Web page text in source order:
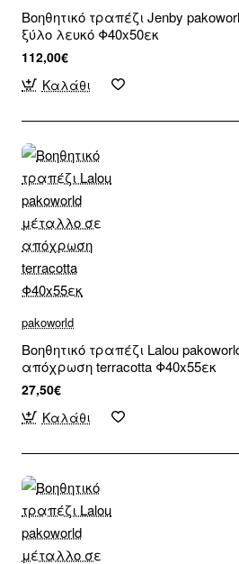
Βοηθητικό τραπέζι Jenby
ξύλο λευκό Φ40x50εκ
112,00€
Καλάθι
pakoworld
Βοηθητικό τραπέζι Lalou
απόχρωση terracotta Φ40x55εκ
27,50€
Καλάθι